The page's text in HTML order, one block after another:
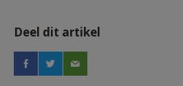
Deel dit artikel